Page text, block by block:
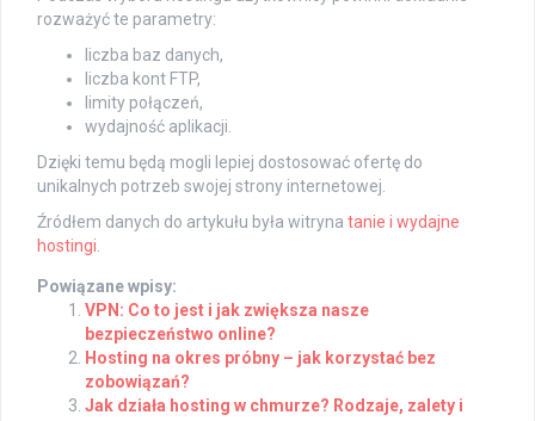
rozważyć te parametry:
liczba baz danych,
liczba kont FTP,
limity połączeń,
wydajność aplikacji.
Dzięki temu będą mogli lepiej dostosować ofertę do
unikalnych potrzeb swojej strony internetowej.
Źródłem danych do artykułu była witryna tanie i wydajne
hostingi.
Powiązane wpisy:
VPN: Co to jest i jak zwiększa nasze
bezpieczeństwo online?
Hosting na okres próbny – jak korzystać bez
zobowiązań?
Jak działa hosting w chmurze? Rodzaje, zalety i